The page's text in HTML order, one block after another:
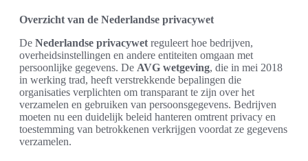
Overzicht van de Nederlandse privacywet
De Nederlandse privacywet reguleert hoe bedrijven,
overheidsinstellingen en andere entiteiten omgaan met
persoonlijke gegevens. De AVG wetgeving, die in mei 2018
in werking trad, heeft verstrekkende bepalingen die
organisaties verplichten om transparant te zijn over het
verzamelen en gebruiken van persoonsgegevens. Bedrijven
moeten nu een duidelijk beleid hanteren omtrent privacy en
toestemming van betrokkenen verkrijgen voordat ze gegevens
verzamelen.